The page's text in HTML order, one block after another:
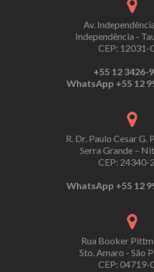
Av.
Independência -
CEP: 12031-
+55 12 3426-
WhatsApp +55 12
R. Dr. Paulo Cesar G.
Serra Grande –
CEP: 24340-
WhatsApp +55 12
Rua Booker
Sto. Amaro - São
CEP: 04719-